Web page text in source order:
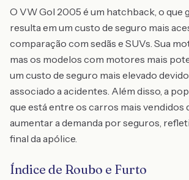
O VW Gol 2005 é um hatchback, o que
resulta em um custo de seguro mais
comparação com sedãs e SUVs. Sua
mas os modelos com motores mais
um custo de seguro mais elevado
associado a acidentes. Além disso, a
que está entre os carros mais vendidos
aumentar a demanda por seguros,
final da apólice.
Índice de Roubo e Furto